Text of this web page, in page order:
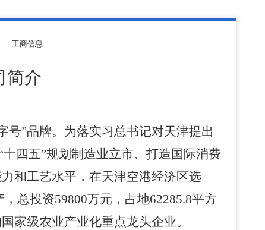
工商信息
简介
号”品牌。为落实习总书记对天津提出
四五”规划制造业立市、打造国际消费
和工艺水平，在天津空港经济区选
，总投资59800万元，占地62285.8平方
家级农业产业化重点龙头企业。